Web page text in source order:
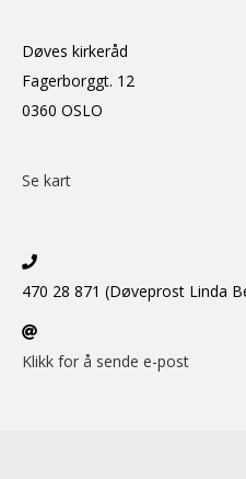
Døves kirkeråd
Fagerborggt. 12
0360 OSLO
Se kart
470 28 871 (Døveprost Linda
Klikk for å sende e-post